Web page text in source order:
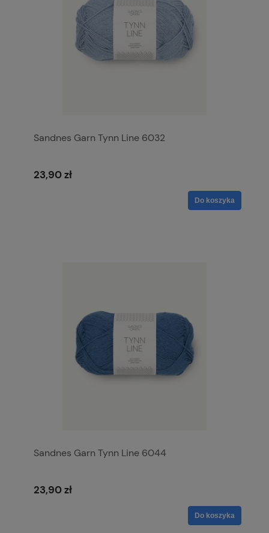
Sandnes Garn Tynn Line 6032
23,90 zł
Do koszyka
Sandnes Garn Tynn Line 6044
23,90 zł
Do koszyka